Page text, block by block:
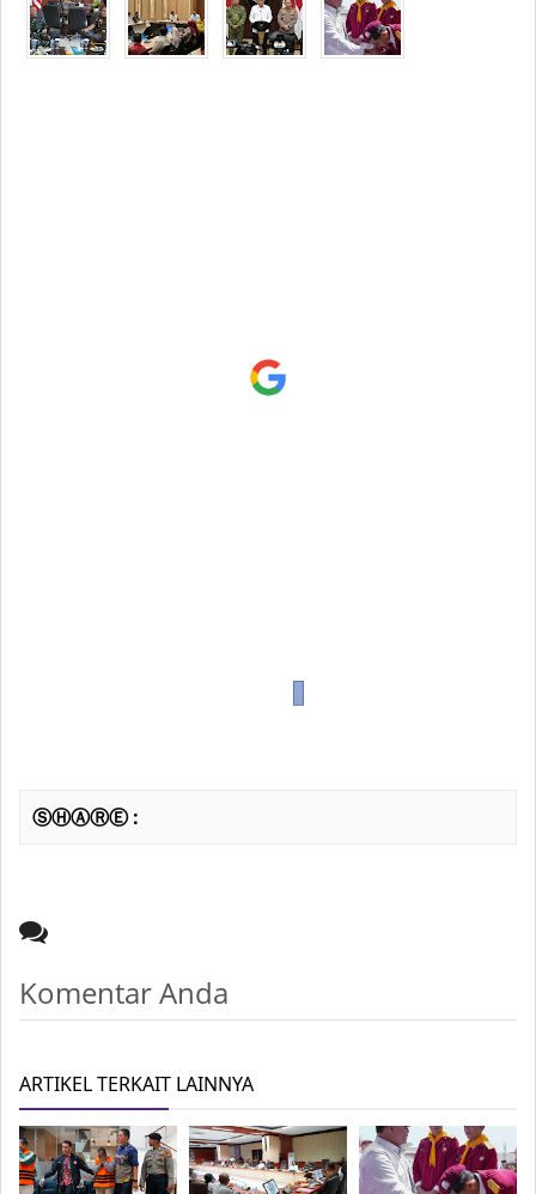
ⓈⒽⒶⓇⒺ :
Komentar Anda
ARTIKEL TERKAIT LAINNYA